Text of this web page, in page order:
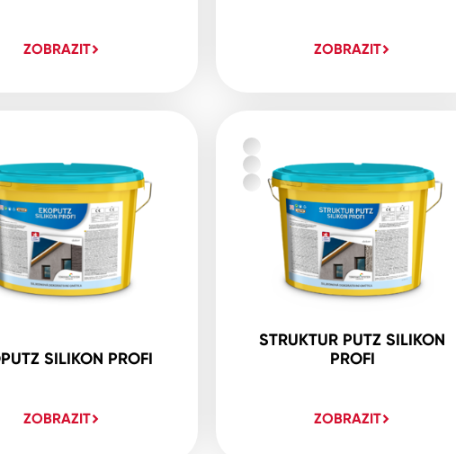
ZOBRAZIT ZOBRAZIT
SILIKON PROFI
ZOBRAZIT
STRUKTUR PUTZ SILIKON
PROFI
ZOBRAZIT